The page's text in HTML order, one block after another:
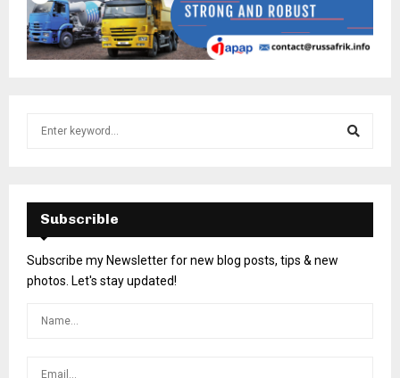
Subscrible
Subscribe my Newsletter for new blog posts, tips & new
photos. Let's stay updated!